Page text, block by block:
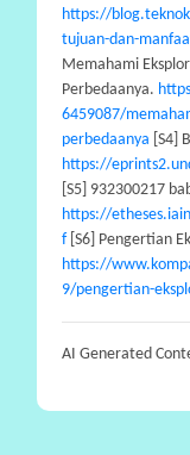
https://
tujuan-dan-
Memahami
Perbedaanya.
6459087/
perbedaanya [S4]
https://
[S5] 932300217
https://
f[S6] Pengertian
https://
9/pengertian-
AI Generated